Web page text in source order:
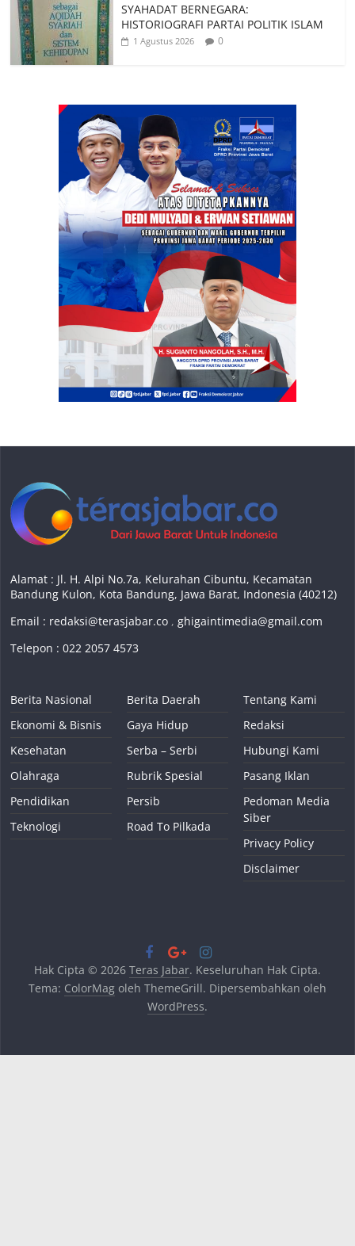
SYAHADAT BERNEGARA:
HISTORIOGRAFI PARTAI POLITIK ISLAM
1 Agustus 2026 0
Alamat : Jl. H. Alpi No.7a, Kelurahan Cibuntu, Kecamatan
Bandung Kulon, Kota Bandung, Jawa Barat, Indonesia (40212)
Email : redaksi@terasjabar.co ,ghigaintimedia@gmail.com
Telepon : 022 2057 4573
Berita Nasional
Ekonomi & Bisnis
Kesehatan
Olahraga
Pendidikan
Teknologi
Berita Daerah
Gaya Hidup
Serba – Serbi
Rubrik Spesial
Persib
Road To Pilkada
Tentang Kami
Redaksi
Hubungi Kami
Pasang Iklan
Pedoman Media
Siber
Privacy Policy
Disclaimer
Hak Cipta © 2026 Teras Jabar. Keseluruhan Hak Cipta.
Tema: ColorMagoleh ThemeGrill. Dipersembahkan oleh
WordPress.